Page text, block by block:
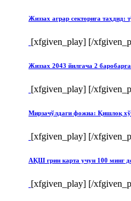
Жиззах аграр секторига таҳдид:
[xfgiven_play] [/
Жиззах 2043 йилгача 2
[xfgiven_play] [/
Мирзачўлдаги фожиа: Қишлоқ
[xfgiven_play] [/
АҚШ грин карта учун 100 минг
[xfgiven_play] [/